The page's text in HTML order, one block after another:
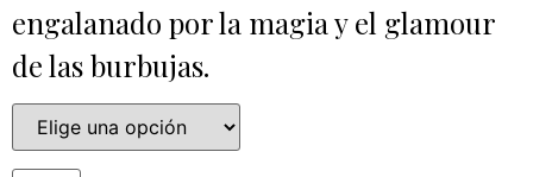
engalanado por la magia y el glamour
de las burbujas.